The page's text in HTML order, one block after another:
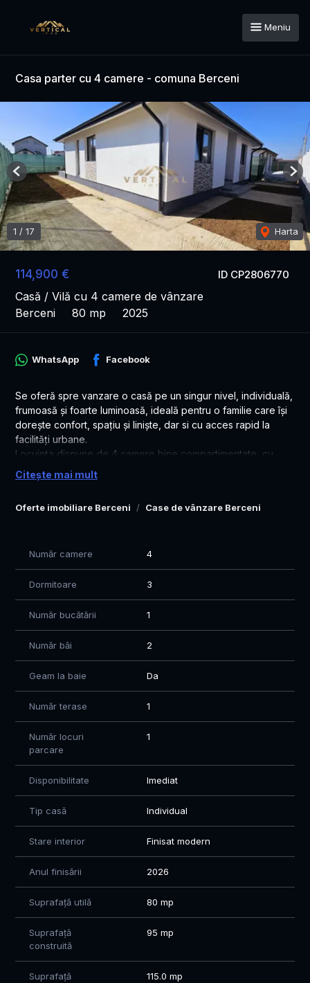
Meniu
Casa parter cu 4 camere - comuna Berceni
ID CP2806770
114,900 €
Casă / Vilă cu 4 camere de vânzare
Berceni
80 mp 2025
1 / 17 Harta
Previous
Oferte imobiliare Berceni Case de vânzare Berceni
WhatsApp Facebook
Se oferă spre vanzare o casă pe un singur nivel, individuală,
frumoasă și foarte luminoasă, ideală pentru o familie care își
dorește confort, spațiu și liniște, dar si cu acces rapid la
facilități urbane.
Locuința dispune de 4 camere bine compartimentate, cu
suprafețe generoase și geamuri care oferă multă lumină
naturală pe tot parcursul zilei. Dormitorul matrimonial are baie
Casa are în total 2 băi și 3 dormitoare, gata pentru mutare
+ alei din beton.
Un alt avantaj important este amplasarea: casa este situată
intr-o zona cu acces rapid la transport public (STV),
magazine, școală și grădiniță.
O locuință ideală pentru cei care caută o casă cocheta,
spațioasă și bine poziționată.
Mihaela - 0784.74.74.51
Citește mai mult
Număr camere 4
Dormitoare 3
Număr bucătării 1
Număr băi 2
Geam la baie Da
Număr terase 1
Număr locuri
parcare
1
Disponibilitate Imediat
Tip casă Individual
Stare interior Finisat modern
Anul finisării 2026
Suprafață utilă 80 mp
Suprafață
construită
95 mp
Suprafață
115.0 mp